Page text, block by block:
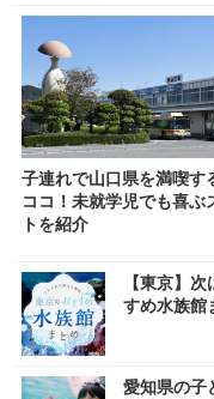
子連れで山口県を満喫す
ココ！未就学児でも喜ぶ
トを紹介
【東京】
すめ水族館
愛知県の子